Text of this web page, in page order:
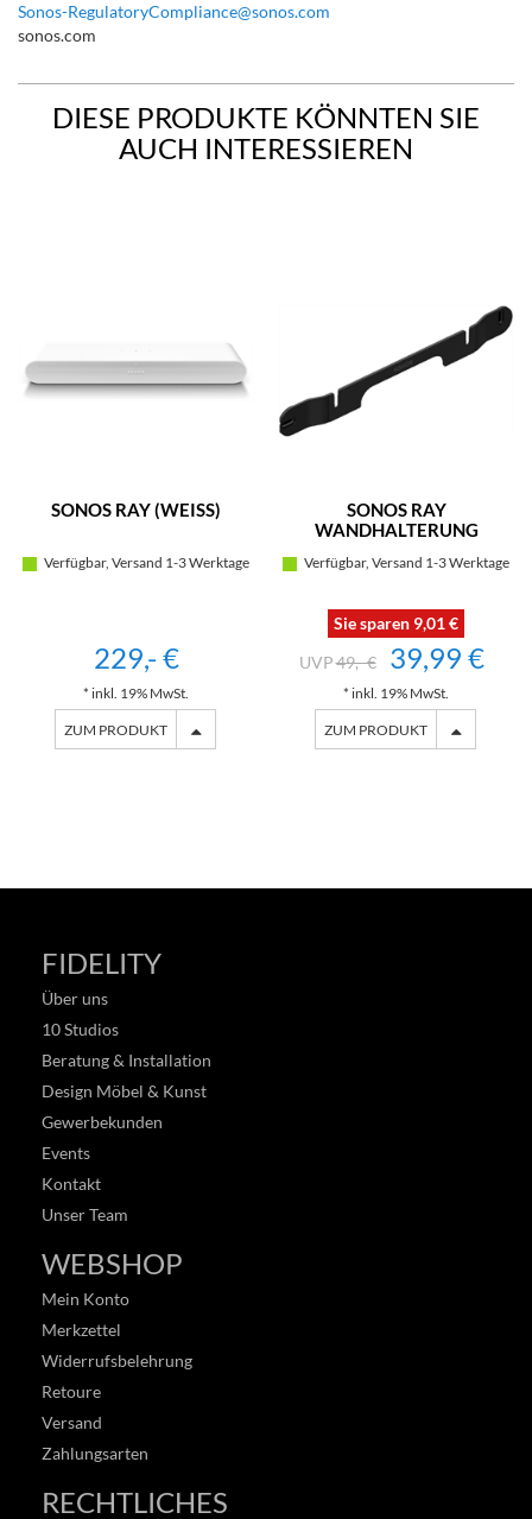
Sonos-RegulatoryCompliance@sonos.com
sonos.com
DIESE PRODUKTE KÖNNTEN SIE
AUCH INTERESSIEREN
SONOS RAY (WEISS)
Verfügbar, Versand 1-3 Werktage
229,- €
* inkl. 19% MwSt.
ZUM PRODUKT
SONOS RAY
WANDHALTERUNG
Verfügbar, Versand 1-3 Werktage
Sie sparen 9,01 €
49,- €
39,99 €
* inkl. 19% MwSt.
ZUM PRODUKT
FIDELITY
Über uns
10 Studios
Beratung & Installation
Design Möbel & Kunst
Gewerbekunden
Events
Kontakt
Unser Team
WEBSHOP
Mein Konto
Merkzettel
Widerrufsbelehrung
Retoure
Versand
Zahlungsarten
RECHTLICHES